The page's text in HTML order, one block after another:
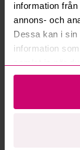
information
annons- och
Dessa kan i sin
information
Leksand
Range Rover
Volkswagen